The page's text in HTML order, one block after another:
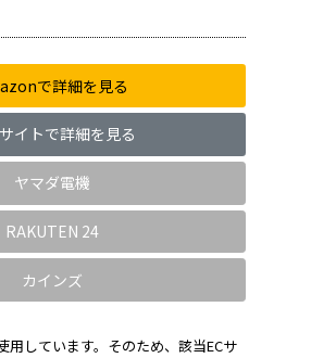
で詳細を見る
イトで詳細を見る
ヤマダ電機
RAKUTEN 24
カインズ
しています。そのため、該当ECサ